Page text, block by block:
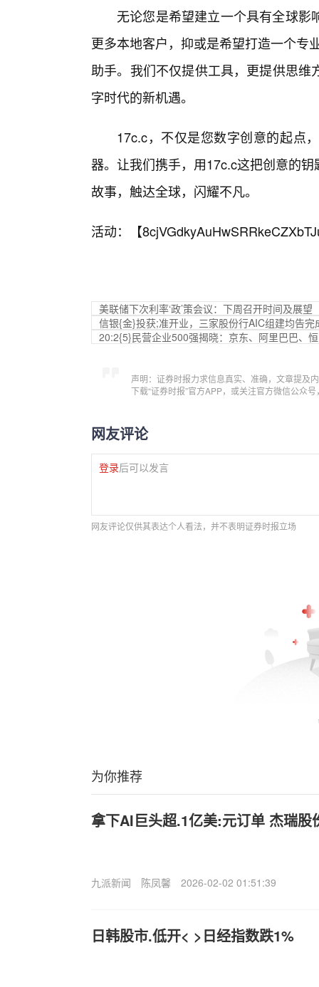
无论您是希望建立一个具有全球
更多本地客户，抑或是希望打造一个专
助手。我们不仅提供工具，更提供思
字时代的新机遇。
17c.c，不仅是您数字创意的起点
器。让我们携手，用17c.c这把创意的
故事，触达全球，闪耀不凡。
活动：【
美联储下次利率‘政’策会议：下周召开时间及展望
信银{金}投获;准开业，三家股份行AIC组建均告
20:2{5}民营企业500强揭晓：京东、阿里巴巴、
声明：证券时报力求信息真实、准确，文章提及
下载“证券时报”官方APP，或关注官方微信公众
网友评论
登录后可以发言
网友评论仅供其表达个人看法，并不表明证券时报立场
为你推荐
拿下AI巨头超.1亿美:元订单 杰瑞股
九派新闻 陈凤馨 2026-02-02 01:51:39
日韩股市.低开< >日经指数跌1%